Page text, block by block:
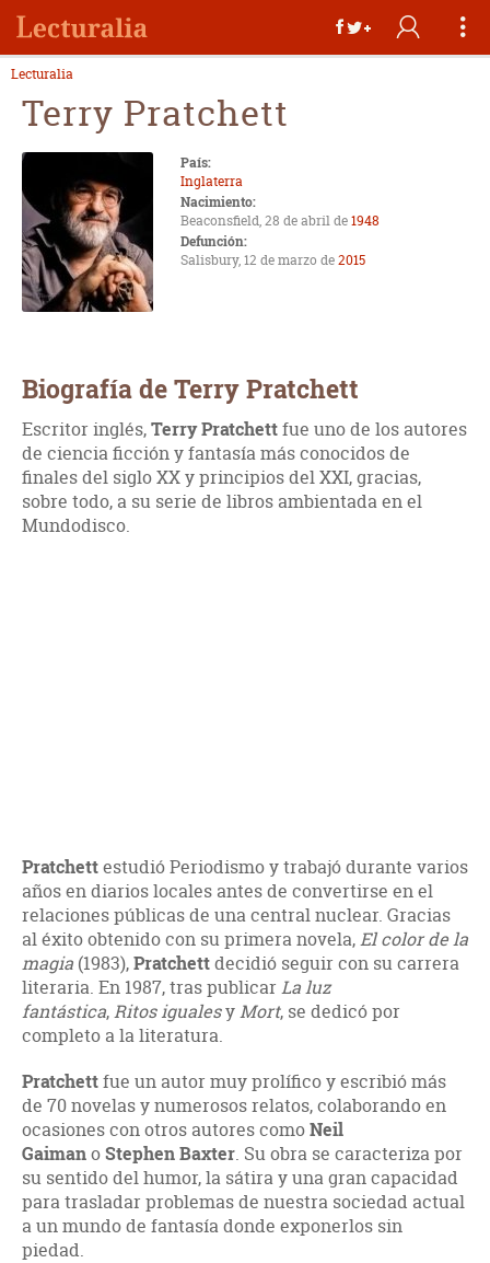
Lecturalia
Terry Pratchett
País:
Inglaterra
Nacimiento:
Beaconsfield, 28 de abril de1948
Defunción:
Salisbury, 12 de marzo de2015
Biografía de Terry Pratchett
Escritor inglés,Terry Pratchettfue uno de los autores
de ciencia ficción y fantasía más conocidos de
finales del siglo XX y principios del XXI, gracias,
sobre todo, a su serie de libros ambientada en el
Mundodisco.
Pratchettestudió Periodismo y trabajó durante varios
años en diarios locales antes de convertirse en el
relaciones públicas de una central nuclear. Gracias
al éxito obtenido con su primera novela,El color de la
magia (1983),Pratchettdecidió seguir con su carrera
literaria. En 1987, tras publicar La luz
fantástica,Ritos igualesyMort, se dedicó por
completo a la literatura.
Pratchettfue un autor muy prolífico y escribió más
de 70 novelas y numerosos relatos, colaborando en
ocasiones con otros autores comoNeil
GaimanoStephen Baxter. Su obra se caracteriza por
su sentido del humor, la sátira y una gran capacidad
para trasladar problemas de nuestra sociedad actual
a un mundo de fantasía donde exponerlos sin
piedad.